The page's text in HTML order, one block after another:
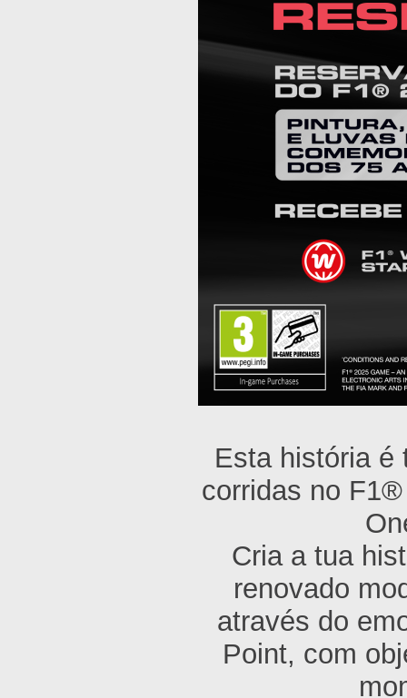
Esta história é
corridas no
Cria a tua
renovado
através do
Point, com